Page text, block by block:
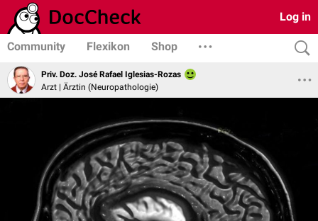
Log in
Community Flexikon Shop
Priv. Doz. José Rafael Iglesias-Rozas
Arzt | Ärztin (Neuropathologie)